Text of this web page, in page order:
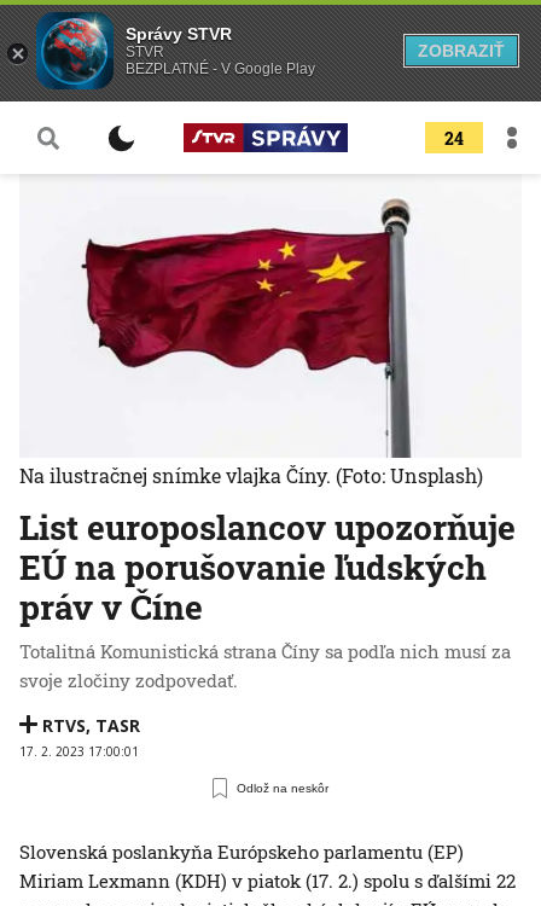
24
List europoslancov upozorňuje
EÚ na porušovanie ľudských
práv v Číne
Totalitná Komunistická strana Číny sa podľa nich musí za
svoje zločiny zodpovedať.
RTVS, TASR
17. 2. 2023 17:00:01
Odlož na neskôr
Na ilustračnej snímke vlajka Číny. (Foto: Unsplash)
Slovenská poslankyňa Európskeho parlamentu (EP)
Miriam Lexmann (KDH) v piatok (17. 2.) spolu s ďalšími 22
Správy STVR
STVR
BEZPLATNÉ - V Google Play
ZOBRAZIŤ